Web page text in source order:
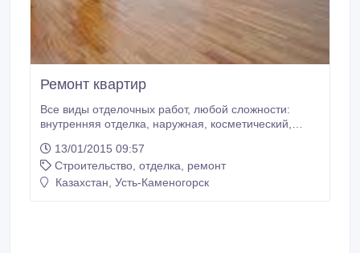
Ремонт квартир
Все виды отделочных работ, любой сложности:
внутренняя отделка, наружная, косметический,
окон и дверей..
13/01/2015 09:57
Строительство, отделка, ремонт
Казахстан, Усть-Каменогорск